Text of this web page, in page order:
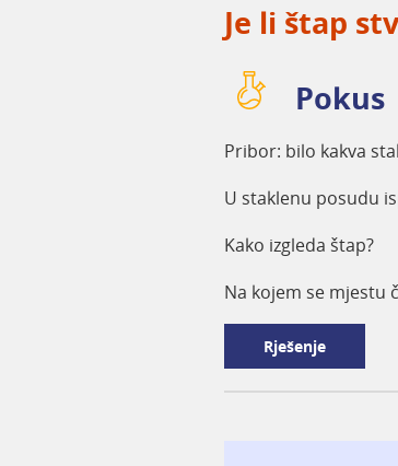
Je li štap
Pokus
Pribor: bilo kakva
U staklenu posudu
Kako izgleda štap?
Na kojem se mjestu
Rješenje